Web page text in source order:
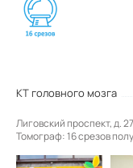
КТ головного мозга
Лиговский проспект, д.
Томограф: 16 срезов